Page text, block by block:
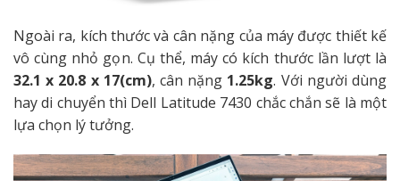
Ngoài ra, kích thước và cân nặng của máy được thiết kế
vô cùng nhỏ gọn. Cụ thể, máy có kích thước lần lượt là
32.1 x 20.8 x 17(cm), cân nặng 1.25kg. Với người dùng
hay di chuyển thì Dell Latitude 7430 chắc chắn sẽ là một
lựa chọn lý tưởng.